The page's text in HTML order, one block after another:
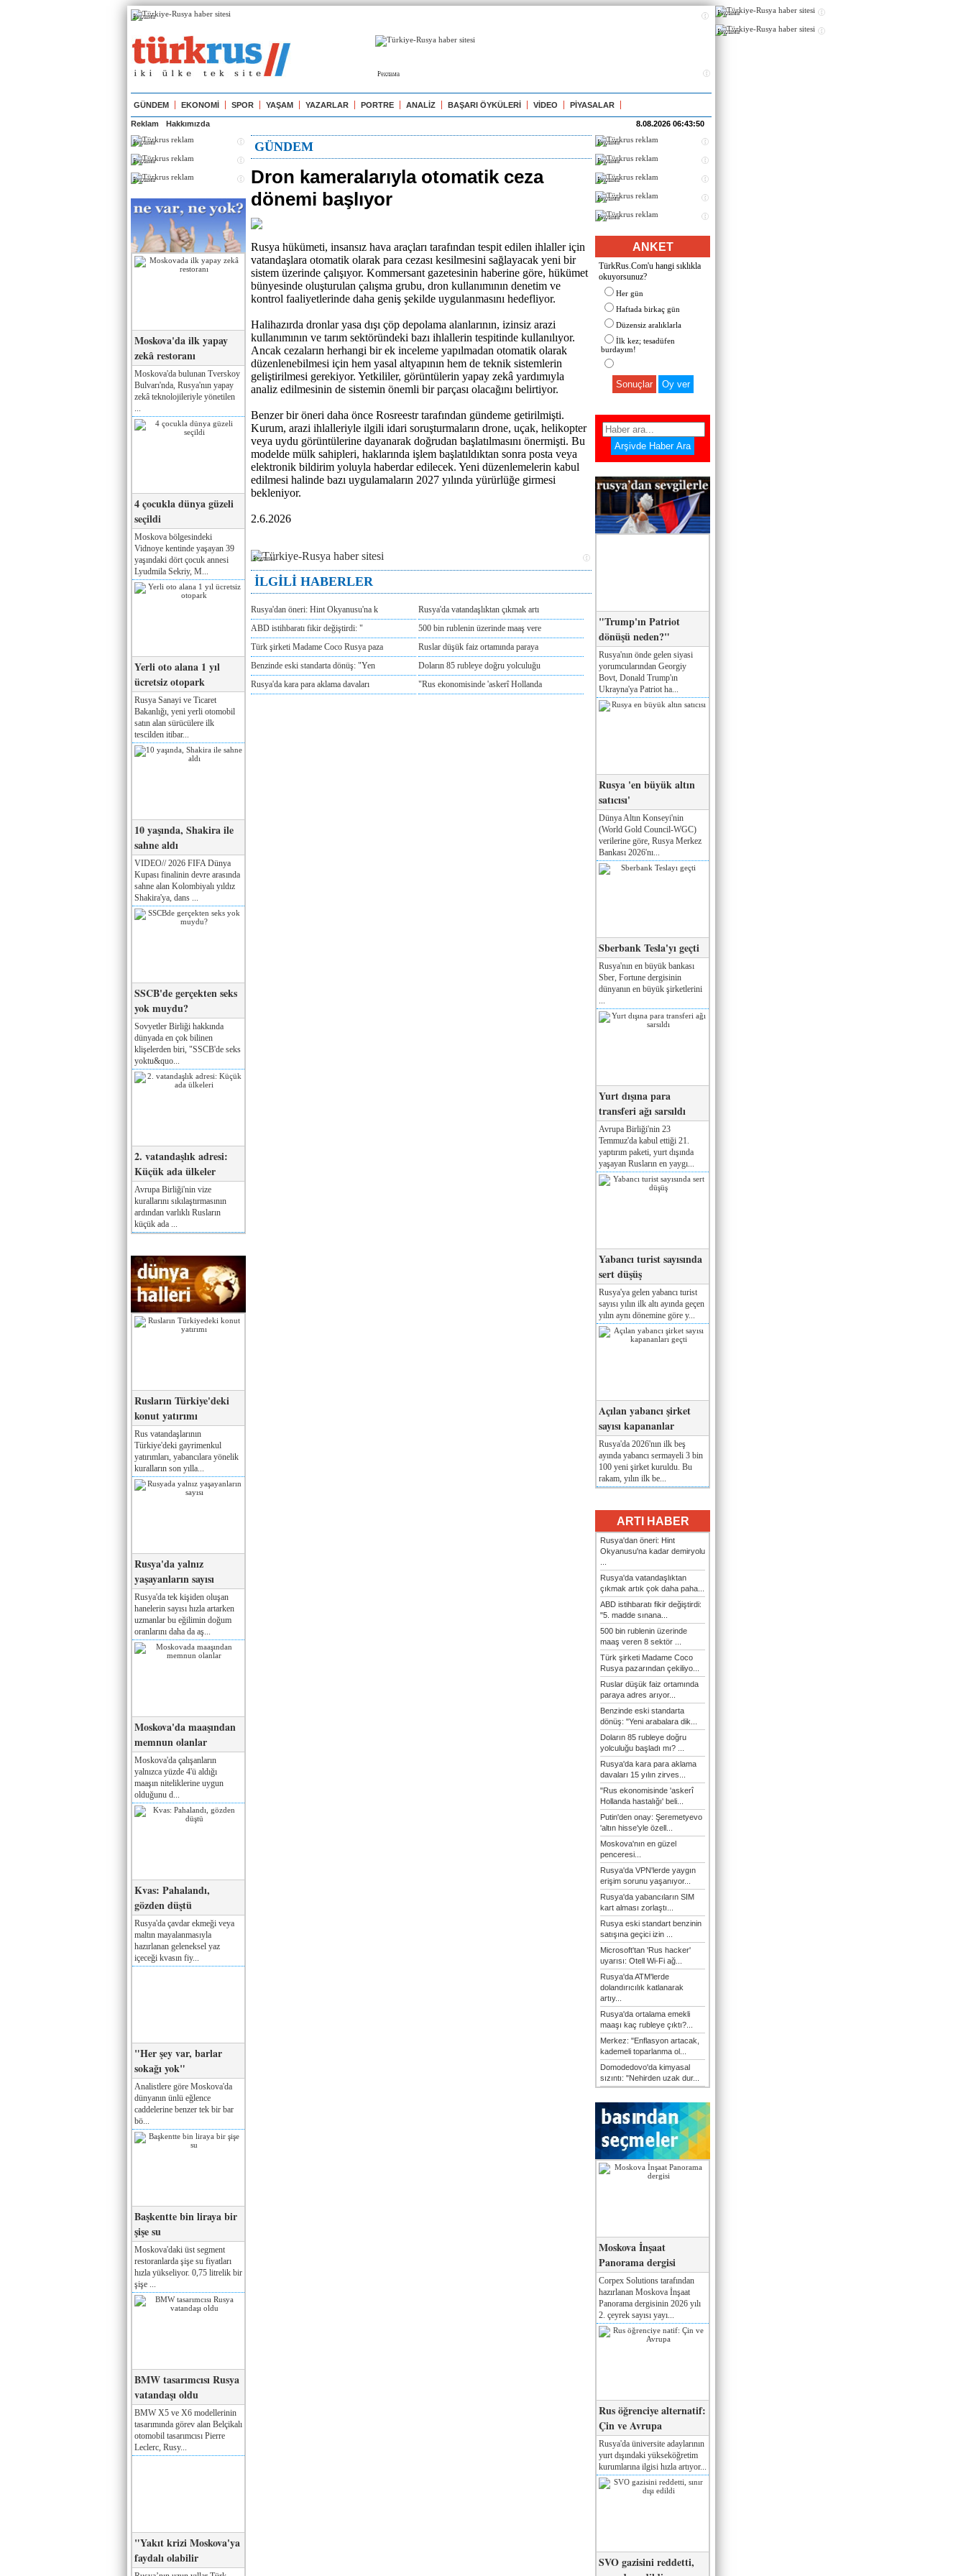
Реклама
Реклама
GÜNDEM EKONOMİ SPOR YAŞAM YAZARLAR PORTRE ANALİZ BAŞARI ÖYKÜLERİ VİDEO PİYASALAR
Reklam Hakkımızda 8.08.2026 06:43:50
Реклама
Реклама
Реклама
Moskova'da ilk yapay
zekâ restoranı
Moskova'da bulunan Tverskoy
Bulvarı'nda, Rusya'nın yapay
zekâ teknolojileriyle yönetilen
4 çocukla dünya güzeli
seçildi
Moskova bölgesindeki
Vidnoye kentinde yaşayan 39
yaşındaki dört çocuk annesi
Lyudmila Sekriy, M...
Yerli oto alana 1 yıl
ücretsiz otopark
Rusya Sanayi ve Ticaret
Bakanlığı, yeni yerli otomobil
satın alan sürücülere ilk
tescilden itibar...
10 yaşında, Shakira ile
sahne aldı
VIDEO// 2026 FIFA Dünya
Kupası finalinin devre arasında
sahne alan Kolombiyalı yıldız
Shakira'ya, dans ...
SSCB'de gerçekten seks
yok muydu?
Sovyetler Birliği hakkında
dünyada en çok bilinen
klişelerden biri, "SSCB'de seks
yoktu&quo...
2. vatandaşlık adresi:
Küçük ada ülkeler
Avrupa Birliği'nin vize
kurallarını sıkılaştırmasının
ardından varlıklı Rusların
küçük ada ...
Rusların Türkiye'deki
konut yatırımı
Rus vatandaşlarının
Türkiye'deki gayrimenkul
yatırımları, yabancılara yönelik
kuralların son yılla...
Rusya'da yalnız
yaşayanların sayısı
Rusya'da tek kişiden oluşan
hanelerin sayısı hızla artarken
uzmanlar bu eğilimin doğum
oranlarını daha da aş...
Moskova'da maaşından
memnun olanlar
Moskova'da çalışanların
yalnızca yüzde 4'ü aldığı
maaşın niteliklerine uygun
olduğunu d...
Kvas: Pahalandı,
gözden düştü
Rusya'da çavdar ekmeği veya
maltın mayalanmasıyla
hazırlanan geleneksel yaz
içeceği kvasın fiy...
"Her şey var, barlar
sokağı yok"
Analistlere göre Moskova'da
dünyanın ünlü eğlence
caddelerine benzer tek bir bar
bö...
Başkentte bin liraya bir
şişe su
Moskova'daki üst segment
restoranlarda şişe su fiyatları
hızla yükseliyor. 0,75 litrelik bir
şişe ...
BMW tasarımcısı Rusya
vatandaşı oldu
BMW X5 ve X6 modellerinin
tasarımında görev alan Belçikalı
otomobil tasarımcısı Pierre
Leclerc, Rusy...
"Yakıt krizi Moskova'ya
faydalı olabilir
GÜNDEM
Dron kameralarıyla otomatik ceza
dönemi başlıyor
Rusya hükümeti, insansız hava araçları tarafından tespit edilen ihlaller için
vatandaşlara otomatik olarak para cezası kesilmesini sağlayacak yeni bir
sistem üzerinde çalışıyor. Kommersant gazetesinin haberine göre, hükümet
bünyesinde oluşturulan çalışma grubu, dron kullanımının denetim ve
kontrol faaliyetlerinde daha geniş şekilde uygulanmasını hedefliyor.
Halihazırda dronlar yasa dışı çöp depolama alanlarının, izinsiz arazi
kullanımının ve tarım sektöründeki bazı ihlallerin tespitinde kullanılıyor.
Ancak cezaların herhangi bir ek inceleme yapılmadan otomatik olarak
düzenlenebilmesi için hem yasal altyapının hem de teknik sistemlerin
geliştirilmesi gerekiyor. Yetkililer, görüntülerin yapay zekâ yardımıyla
analiz edilmesinin de sistemin önemli bir parçası olacağını belirtiyor.
Benzer bir öneri daha önce Rosreestr tarafından gündeme getirilmişti.
Kurum, arazi ihlalleriyle ilgili idari soruşturmaların drone, uçak, helikopter
veya uydu görüntülerine dayanarak doğrudan başlatılmasını önermişti. Bu
modelde mülk sahipleri, haklarında işlem başlatıldıktan sonra posta veya
elektronik bildirim yoluyla haberdar edilecek. Yeni düzenlemelerin kabul
edilmesi halinde bazı uygulamaların 2027 yılında yürürlüğe girmesi
bekleniyor.
2.6.2026
Реклама
İLGİLİ HABERLER
Rusya'dan öneri: Hint Okyanusu'na k
Rusya'da vatandaşlıktan çıkmak artı
ABD istihbaratı fikir değiştirdi: "
500 bin rublenin üzerinde maaş vere
Türk şirketi Madame Coco Rusya paza
Ruslar düşük faiz ortamında paraya
Benzinde eski standarta dönüş: "Yen
Doların 85 rubleye doğru yolculuğu
Rusya'da kara para aklama davaları
"Rus ekonomisinde 'askerî Hollanda
Реклама
Реклама
Реклама
Реклама
Реклама
ANKET
TürkRus.Com'u hangi sıklıkla
okuyorsunuz?
Her gün
Haftada birkaç gün
Düzensiz aralıklarla
İlk kez; tesadüfen
burdayım!
Sonuçlar
"Trump'ın Patriot
dönüşü neden?"
Rusya'nın önde gelen siyasi
yorumcularından Georgiy
Bovt, Donald Trump'ın
Ukrayna'ya Patriot ha...
Rusya 'en büyük altın
satıcısı'
Dünya Altın Konseyi'nin
(World Gold Council-WGC)
verilerine göre, Rusya Merkez
Bankası 2026'nı...
Sberbank Tesla'yı geçti
Rusya'nın en büyük bankası
Sber, Fortune dergisinin
dünyanın en büyük şirketlerini
...
Yurt dışına para
transferi ağı sarsıldı
Avrupa Birliği'nin 23
Temmuz'da kabul ettiği 21.
yaptırım paketi, yurt dışında
yaşayan Rusların en yaygı...
Yabancı turist sayısında
sert düşüş
Rusya'ya gelen yabancı turist
sayısı yılın ilk altı ayında geçen
yılın aynı dönemine göre y...
Açılan yabancı şirket
sayısı kapananlar
Rusya'da 2026'nın ilk beş
ayında yabancı sermayeli 3 bin
100 yeni şirket kuruldu. Bu
rakam, yılın ilk be...
ARTI HABER
Rusya'dan öneri: Hint
Okyanusu'na kadar demiryolu
Rusya'da vatandaşlıktan
çıkmak artık çok daha paha...
ABD istihbaratı fikir değiştirdi:
"5. madde sınana...
500 bin rublenin üzerinde
maaş veren 8 sektör ...
Türk şirketi Madame Coco
Rusya pazarından çekiliyo...
Ruslar düşük faiz ortamında
paraya adres arıyor...
Benzinde eski standarta
dönüş: "Yeni arabalara dik...
Doların 85 rubleye doğru
yolculuğu başladı mı? ...
Rusya'da kara para aklama
davaları 15 yılın zirves...
"Rus ekonomisinde 'askerî
Hollanda hastalığı' beli...
Putin'den onay: Şeremetyevo
'altın hisse'yle özell...
Moskova'nın en güzel
penceresi...
Rusya'da VPN'lerde yaygın
erişim sorunu yaşanıyor...
Rusya'da yabancıların SIM
kart alması zorlaştı...
Rusya eski standart benzinin
satışına geçici izin ...
Microsoft'tan 'Rus hacker'
uyarısı: Otell Wi-Fi ağ...
Rusya'da ATM'lerde
dolandırıcılık katlanarak
artıy...
Rusya'da ortalama emekli
maaşı kaç rubleye çıktı?...
Merkez: "Enflasyon artacak,
kademeli toparlanma ol...
Domodedovo'da kimyasal
sızıntı: "Nehirden uzak dur...
Moskova İnşaat
Panorama dergisi
Corpex Solutions tarafından
hazırlanan Moskova İnşaat
Panorama dergisinin 2026 yılı
2. çeyrek sayısı yayı...
Rus öğrenciye alternatif:
Çin ve Avrupa
Rusya'da üniversite adaylarının
yurt dışındaki yükseköğretim
kurumlarına ilgisi hızla artıyor...
SVO gazisini reddetti,
Реклама
Реклама